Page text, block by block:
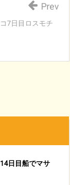
7日目ロスモチ
Prev
日目船でマサ